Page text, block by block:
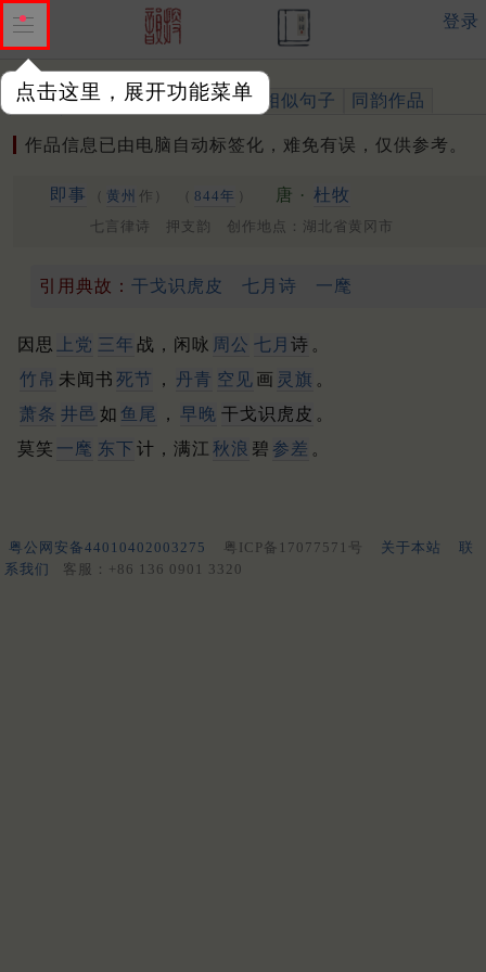
点击这里，展开功能菜单
登录
作品 标注四声 出处、引用 相似句子 同韵作品
作品信息已由电脑自动标签化，难免有误，仅供参考。
即事 （ 黄州 作） （ 844年 ） 唐 · 杜牧
七言律诗 押支韵 创作地点：湖北省黄冈市
引用典故： 干戈识虎皮 七月诗 一麾
因思 上党 三年 战，闲咏 周公 七月 诗 。
竹帛 未闻书 死节 ， 丹青 空见 画 灵旗 。
萧条 井邑 如 鱼尾 ， 早晚 干戈识虎皮 。
莫笑 一麾 东下 计，满江 秋浪 碧 参差 。
粤公网安备44010402003275 粤ICP备17077571号 关于本站
联
系我们
客服：+86 136 0901 3320